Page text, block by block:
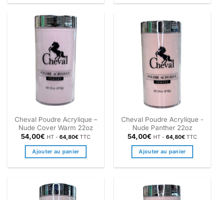
Cheval Poudre Acrylique –
Nude Cover Warm 22oz
54,00€ HT - 64,80€ TTC
Ajouter au panier
Cheval Poudre Acrylique -
Nude Panther 22oz
54,00€ HT - 64,80€ TTC
Ajouter au panier